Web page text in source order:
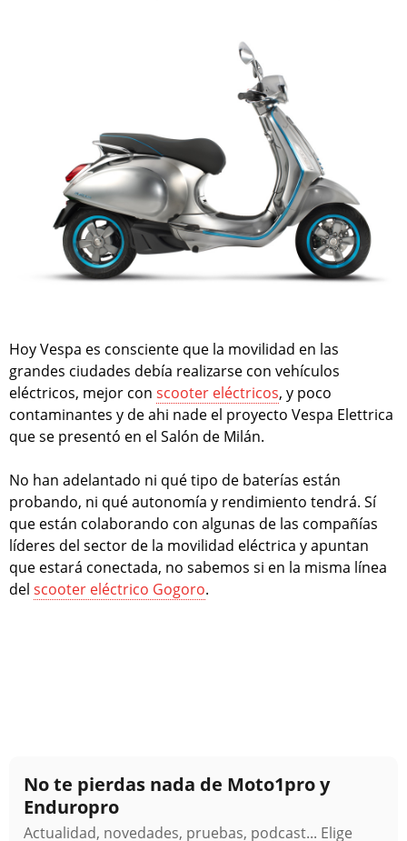
Hoy Vespa es consciente que la movilidad en las
grandes ciudades debía realizarse con vehículos
eléctricos, mejor con scooter eléctricos, y poco
contaminantes y de ahi nade el proyecto Vespa Elettrica
que se presentó en el Salón de Milán.
No han adelantado ni qué tipo de baterías están
probando, ni qué autonomía y rendimiento tendrá. Sí
que están colaborando con algunas de las compañías
líderes del sector de la movilidad eléctrica y apuntan
que estará conectada, no sabemos si en la misma línea
del scooter eléctrico Gogoro.
No te pierdas nada de Moto1pro y
Enduropro
Actualidad, novedades, pruebas, podcast... Elige